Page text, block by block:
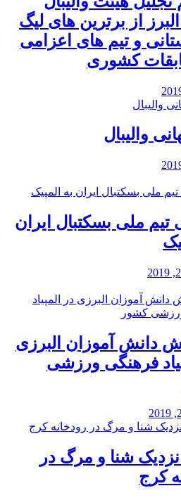
از برترین های لیگ
و تیم های اعزامی
کشوری
والیبال
تیم ملی بسکتبال ایران
دانش آموزان البرزی
فرهنگی ورزشی
شنا و مرگ در
کرج